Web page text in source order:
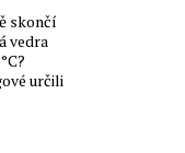
skončí
vedra
určili